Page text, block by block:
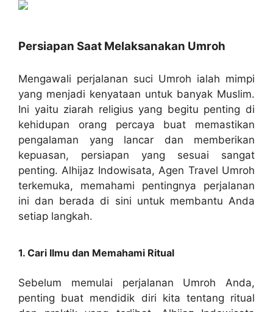
Persiapan Saat Melaksanakan Umroh
Mengawali perjalanan suci Umroh ialah mimpi
yang menjadi kenyataan untuk banyak Muslim.
Ini yaitu ziarah religius yang begitu penting di
kehidupan orang percaya buat memastikan
pengalaman yang lancar dan memberikan
kepuasan, persiapan yang sesuai sangat
penting. Alhijaz Indowisata, Agen Travel Umroh
terkemuka, memahami pentingnya perjalanan
ini dan berada di sini untuk membantu Anda
setiap langkah.
1. Cari Ilmu dan Memahami Ritual
Sebelum memulai perjalanan Umroh Anda,
penting buat mendidik diri kita tentang ritual